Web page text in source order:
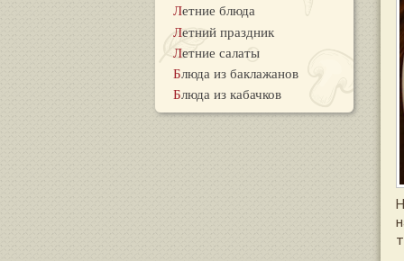
Летние блюда
Летний праздник
Летние салаты
Блюда из баклажанов
Блюда из кабачков